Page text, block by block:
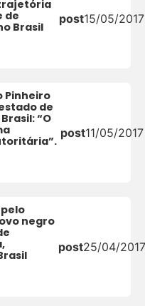
de
Brasil
post15/05/2017
Pinheiro
de
“O
post11/05/2017
negro
post25/04/2017